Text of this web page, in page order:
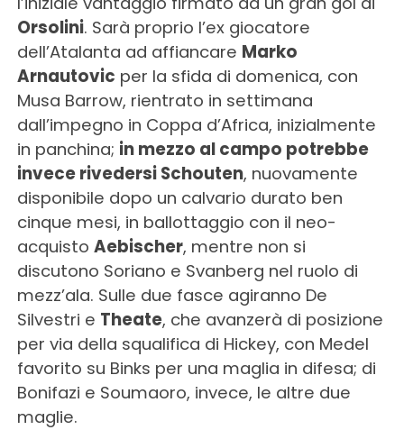
Orsolini. Sarà proprio l’ex giocatore
dell’Atalanta ad affiancare Marko
Arnautovic per la sfida di domenica, con
Musa Barrow, rientrato in settimana
dall’impegno in Coppa d’Africa, inizialmente
in panchina; in mezzo al campo potrebbe
invece rivedersi Schouten, nuovamente
disponibile dopo un calvario durato ben
cinque mesi, in ballottaggio con il neo-
acquisto Aebischer, mentre non si
discutono Soriano e Svanberg nel ruolo di
mezz’ala. Sulle due fasce agiranno De
Silvestri e Theate, che avanzerà di posizione
per via della squalifica di Hickey, con Medel
favorito su Binks per una maglia in difesa; di
Bonifazi e Soumaoro, invece, le altre due
maglie.